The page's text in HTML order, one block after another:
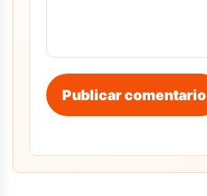
Publicar comentario